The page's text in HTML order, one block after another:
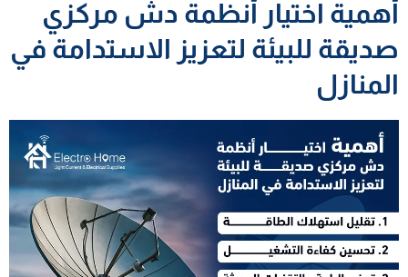
أهمية اختيار أنظمة دش مركزي
صديقة للبيئة لتعزيز الاستدامة في
المنازل